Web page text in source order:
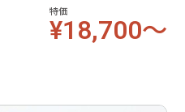
特価
¥18,700～